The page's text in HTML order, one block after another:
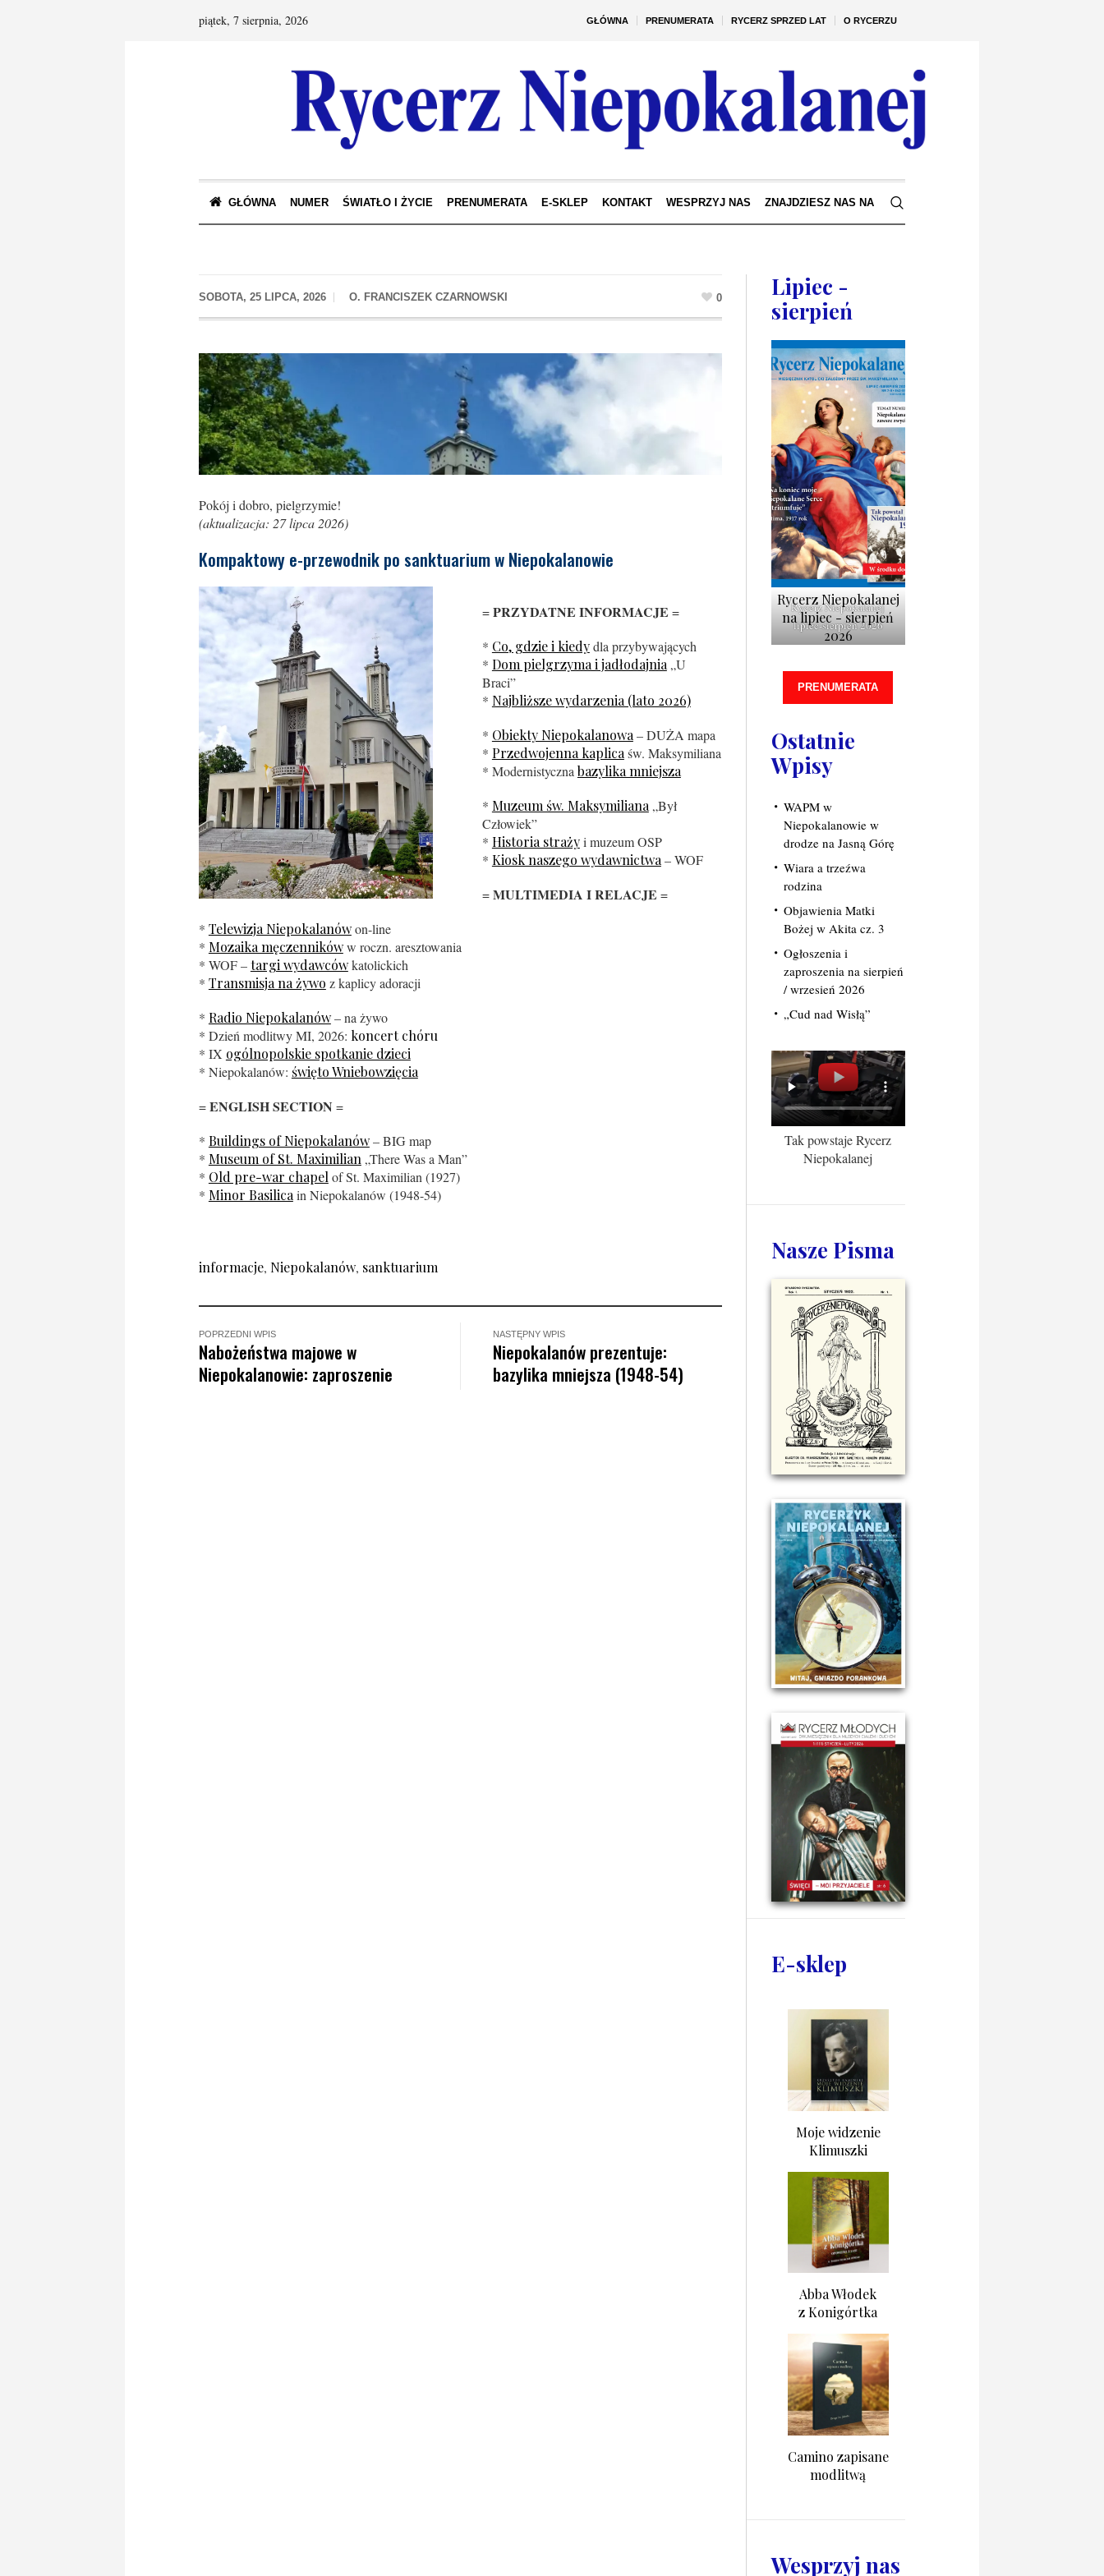
GŁÓWNA PRENUMERATA RYCERZ SPRZED LAT O RYCERZU
piątek, 7 sierpnia, 2026
GŁÓWNA NUMER ŚWIATŁO I ŻYCIE PRENUMERATA E-SKLEP KONTAKT WESPRZYJ NAS ZNAJDZIESZ NAS NA
SOBOTA, 25 LIPCA, 2026 0
Pokój i dobro, pielgrzymie!
(aktualizacja: 27 lipca 2026)
Kompaktowy e-przewodnik po sanktuarium w Niepokalanowie
=PRZYDATNE INFORMACJE =
* Co, gdzie i kiedydla przybywających
* Dom pielgrzyma i jadłodajnia„U
Braci”
* Najbliższe wydarzenia (lato 2026)
* Obiekty Niepokalanowa– DUŻA mapa
* Przedwojenna kaplicaśw. Maksymiliana
* Modernistycznabazylika mniejsza
* Muzeum św. Maksymiliana„Był
Człowiek”
* Historia strażyi muzeum OSP
* Kiosk naszego wydawnictwa– WOF
=MULTIMEDIA I RELACJE =
* Telewizja Niepokalanówon-line
* Mozaika męczennikóww roczn. aresztowania
* WOF –targi wydawcówkatolickich
* Transmisja na żywo z kaplicy adoracji
* Radio Niepokalanów– na żywo
* Dzień modlitwy MI, 2026: koncert chóru
* IX ogólnopolskie spotkanie dzieci
* Niepokalanów: święto Wniebowzięcia
=ENGLISH SECTION =
* Buildings of Niepokalanów– BIG map
* Museum of St. Maximilian„There Was a Man”
* Old pre-war chapelof St. Maximilian (1927)
* Minor Basilicain Niepokalanów (1948-54)
informacje, Niepokalanów, sanktuarium
POPRZEDNI WPIS
Nabożeństwa majowe w
Niepokalanowie: zaproszenie
NASTĘPNY WPIS
Niepokalanów prezentuje:
bazylika mniejsza (1948-54)
Lipiec -
sierpień
Rycerz Niepokalanej
lipiec-sierpień 2026
Rycerz Niepokalanej
na lipiec - sierpień
2026
PRENUMERATA
Ostatnie
Wpisy
WAPM w
Niepokalanowie w
drodze na Jasną Górę
Wiara a trzeźwa
rodzina
Objawienia Matki
Bożej w Akita cz. 3
Ogłoszenia i
zaproszenia na sierpień
/ wrzesień 2026
„Cud nad Wisłą”
Tak powstaje Rycerz
Niepokalanej
Nasze Pisma
E-sklep
Moje widzenie
Klimuszki
Abba Włodek
z Konigórtka
Camino zapisane
modlitwą
Wesprzyj nas